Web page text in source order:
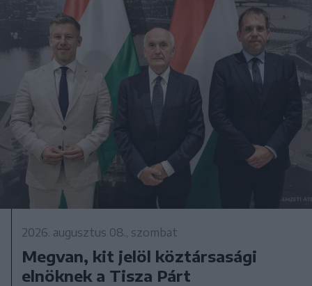
2026. augusztus 08., szombat
Megvan, kit jelöl köztársasági
elnöknek a Tisza Párt